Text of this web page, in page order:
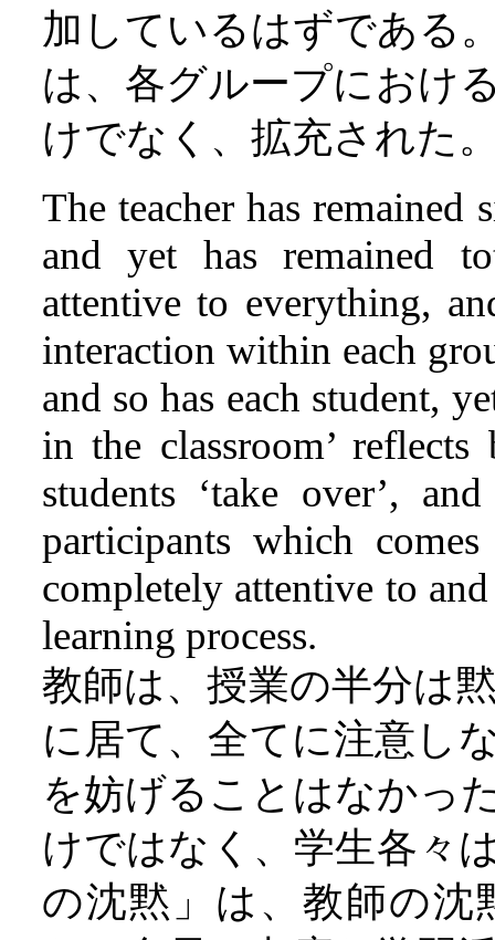
加しているはずである
は、各グループにおけ
けでなく、拡充された
The teacher has remained
and yet has remained
attentive to everything,
interaction within each
and so has each student,
in the classroom’ reflects
students ‘take over’,
participants which
completely attentive to
learning process.
教師は、授業の半分は
に居て、全てに注意し
を妨げることはなかっ
けではなく、学生各々
の沈黙」は、教師の